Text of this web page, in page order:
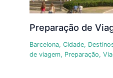
Preparação de
Barcelona, Cidade,
de viagem, Preparação,